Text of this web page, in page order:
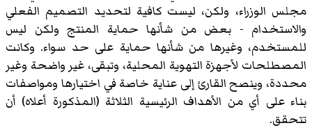
مجلس الوزراء، ولكن، ليست كافية لتحديد التصميم الفعلي
والاستخدام - بعض من شأنها حماية المنتج ولكن ليس
للمستخدم، وغيرها من شأنها حماية على حد سواء. وكانت
المصطلحات لأجهزة التهوية المحلية، وتبقى، غير واضحة وغير
محددة، وينصح القارئ إلى عناية خاصة في اختيارها ومواصفات
بناء على أي من الأهداف الرئيسية الثلاثة (المذكورة أعلاه) أن
تتحقق.